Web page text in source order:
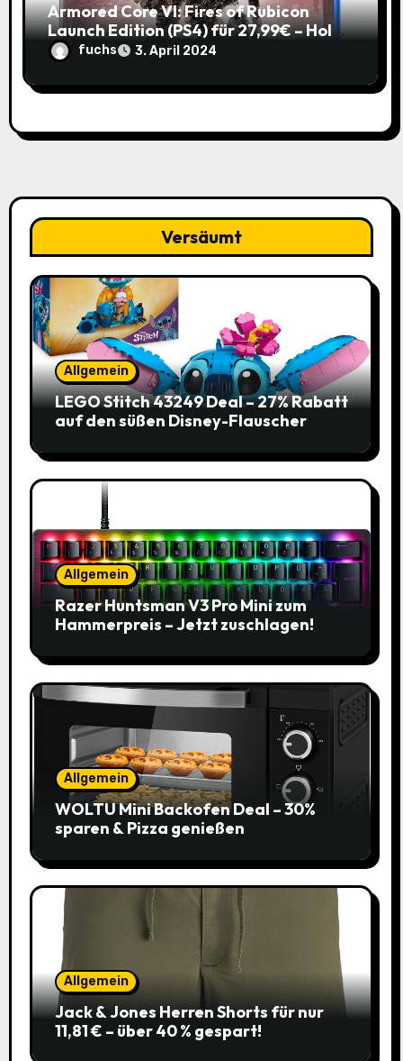
Armored Core VI: Fires of Rubicon
Launch Edition (PS4) für 27,99€ – Hol
dir den Mech-Action Spaß zum
Spitzenpreis!
fuchs 3. April 2024
Versäumt
Allgemein
LEGO Stitch 43249 Deal – 27% Rabatt
auf den süßen Disney-Flauscher
Allgemein
Razer Huntsman V3 Pro Mini zum
Hammerpreis – Jetzt zuschlagen!
Allgemein
WOLTU Mini Backofen Deal – 30%
sparen & Pizza genießen
Allgemein
Jack & Jones Herren Shorts für nur
11,81 € – über 40 % gespart!